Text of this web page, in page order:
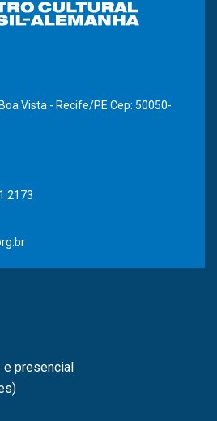
Vista - Recife/PE Cep: 50050-
e presencial